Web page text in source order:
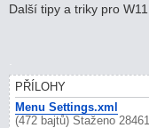
Další tipy a triky pro W11
PŘÍLOHY
Menu Settings.xml
(472 bajtů) Staženo